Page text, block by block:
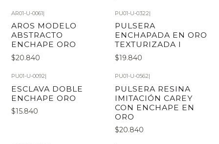
AR01-U-0061|
AROS MODELO
ABSTRACTO
ENCHAPE ORO
$20.840
PU01-U-0322|
PULSERA
ENCHAPADA EN ORO
TEXTURIZADA I
$19.840
PU01-U-0092|
ESCLAVA DOBLE
ENCHAPE ORO
$15.840
PU01-U-0562|
PULSERA RESINA
IMITACIÓN CAREY
CON ENCHAPE EN
ORO
$20.840